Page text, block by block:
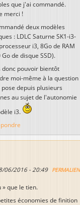
que j'ai commandé.
merci !
deux modèles
: LDLC Saturne SK1-i3-
i3, 8Go de RAM
de disque SSD).
donc pouvoir bientôt
moi-même à la question
pose depuis plusieurs
au sujet de l'autonomie
i3.
06/2016 - 20:49 PERMALIEN
» que le tien.
économies de finition